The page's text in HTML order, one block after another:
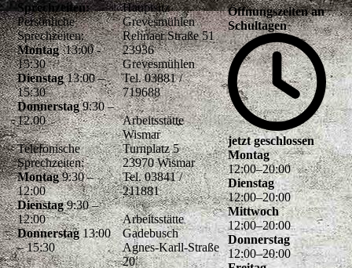
Sprechzeiten:
Persönliche
Sprechzeiten:
Montag13:00 -
15:30
Dienstag13:00 –
15:30
Donnerstag9:30 –
12.00
Telefonische
Sprechzeiten:
Montag9:30 –
12:00
Dienstag9:30 –
12:00
Donnerstag13:00
– 15:30
Hauptsitz
Grevesmühlen
Rehnaer Straße 51
23936
Grevesmühlen
Tel. 03881 /
719688
Arbeitsstätte
Wismar
Turnplatz 5
23970 Wismar
Tel. 03841 /
211881
Arbeitsstätte
Gadebusch
Agnes-Karll-Straße
20
Öffnungszeiten an
Schultagen
jetzt geschlossen
Montag
12:00–20:00
Dienstag
12:00–20:00
Mittwoch
12:00–20:00
Donnerstag
12:00–20:00